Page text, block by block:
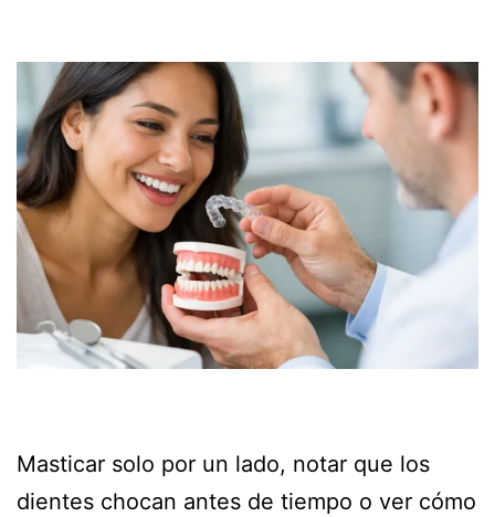
Masticar solo por un lado, notar que los
dientes chocan antes de tiempo o ver cómo